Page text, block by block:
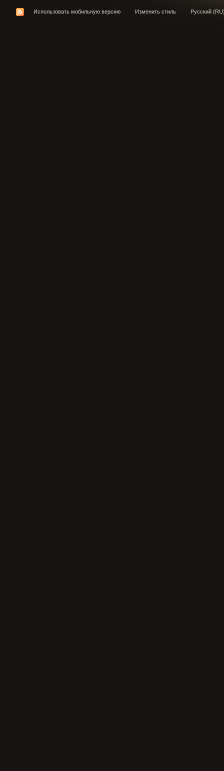
Использовать мобильную версию Изменить стиль Русский